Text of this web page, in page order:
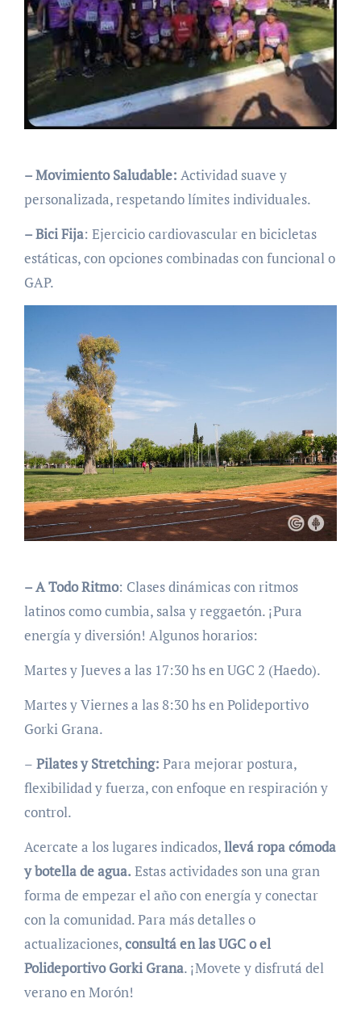
– Movimiento Saludable: Actividad suave y
personalizada, respetando límites individuales.
– Bici Fija: Ejercicio cardiovascular en bicicletas
estáticas, con opciones combinadas con funcional o
GAP.
– A Todo Ritmo: Clases dinámicas con ritmos
latinos como cumbia, salsa y reggaetón. ¡Pura
energía y diversión! Algunos horarios:
Martes y Jueves a las 17:30 hs en UGC 2 (Haedo).
Martes y Viernes a las 8:30 hs en Polideportivo
Gorki Grana.
– Pilates y Stretching: Para mejorar postura,
flexibilidad y fuerza, con enfoque en respiración y
control.
Acercate a los lugares indicados,llevá ropa cómoda
y botella de agua. Estas actividades son una gran
forma de empezar el año con energía y conectar
con la comunidad. Para más detalles o
actualizaciones,consultá en las UGC o el
Polideportivo Gorki Grana. ¡Movete y disfrutá del
verano en Morón!